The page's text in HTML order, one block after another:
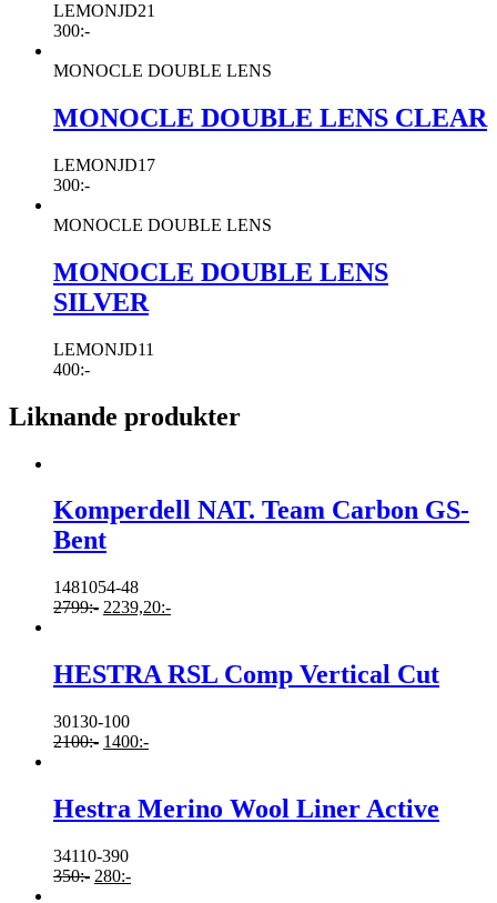
LEMONJD21
300:-
MONOCLE DOUBLE LENS
MONOCLE DOUBLE LENS CLEAR
LEMONJD17
300:-
MONOCLE DOUBLE LENS
MONOCLE DOUBLE LENS
SILVER
LEMONJD11
400:-
Liknande produkter
Komperdell NAT. Team Carbon GS-
Bent
1481054-48
2799:- 2239,20:-
HESTRA RSL Comp Vertical Cut
30130-100
2100:- 1400:-
Hestra Merino Wool Liner Active
34110-390
350:- 280:-